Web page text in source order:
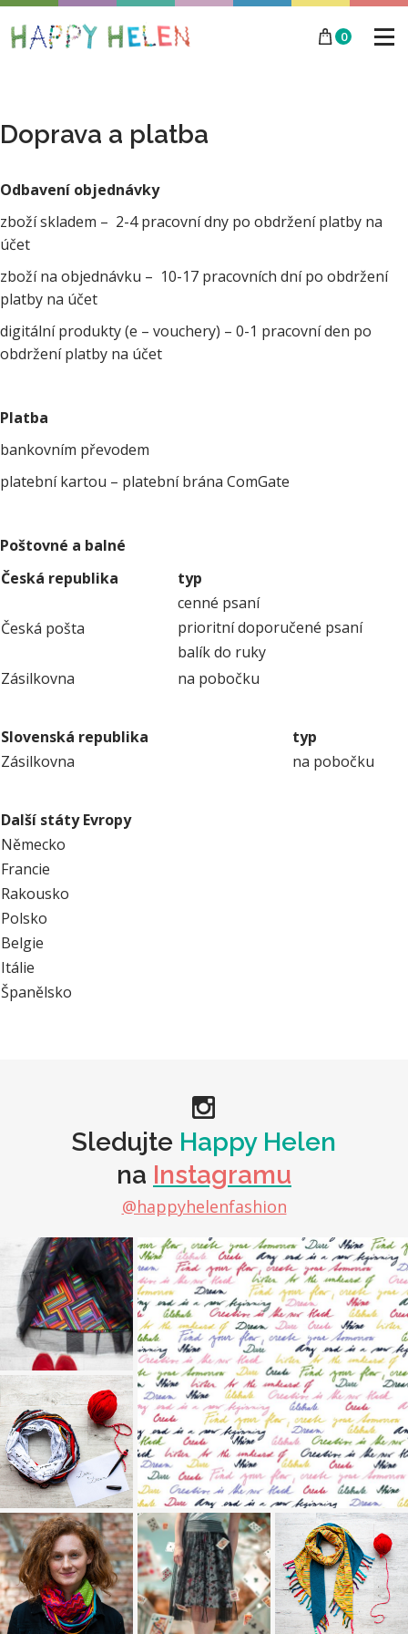
0
Doprava a platba
Odbavení objednávky
zboží skladem – 2-4 pracovní dny po obdržení platby na
účet
zboží na objednávku – 10-17 pracovních dní po obdržení
platby na účet
digitální produkty (e – vouchery) – 0-1 pracovní den po
obdržení platby na účet
Platba
bankovním převodem
platební kartou – platební brána ComGate
Poštovné a balné
Česká republika
typ
Česká pošta
cenné psaní
prioritní doporučené psaní
balík do ruky
Zásilkovna
na pobočku
Slovenská republika
typ
Zásilkovna
na pobočku
Další státy Evropy
Německo
Francie
Rakousko
Polsko
Belgie
Itálie
Španělsko
Sledujte Happy Helen
na Instagramu
@happyhelenfashion